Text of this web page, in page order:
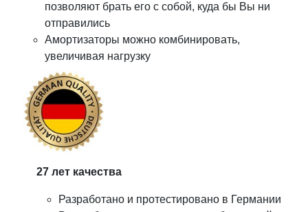
позволяют брать его с собой, куда бы Вы ни
отправились
Амортизаторы можно комбинировать,
увеличивая нагрузку
27 лет качества
Разработано и протестировано в Германии